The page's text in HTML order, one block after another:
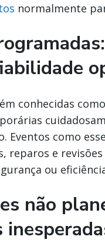
normalmente
conhecidas
Eventos como
reparos e
ou
não